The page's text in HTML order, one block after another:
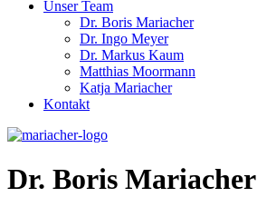
Unser Team
Dr. Boris Mariacher
Dr. Ingo Meyer
Dr. Markus Kaum
Matthias Moormann
Katja Mariacher
Kontakt
Dr. Boris Mariacher